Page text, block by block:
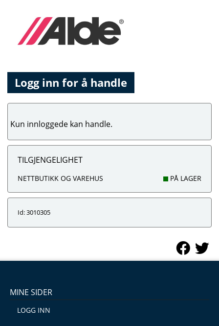
Logg inn for å handle
Kun innloggede kan handle.
TILGJENGELIGHET
NETTBUTIKK OG VAREHUS PÅ LAGER
Id: 3010305
MINE SIDER
LOGG INN